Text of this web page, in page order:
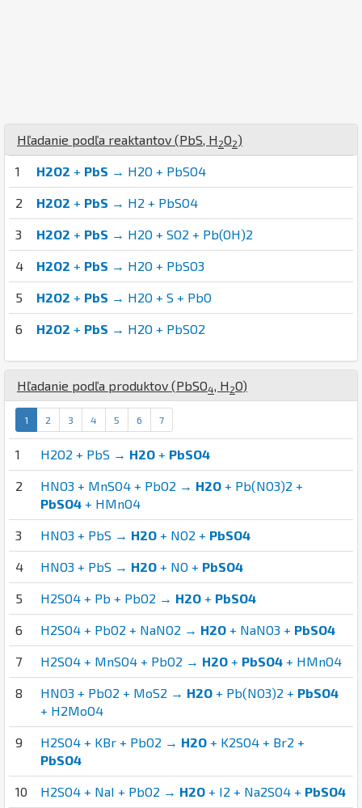
Hľadanie podľa reaktantov (PbS H 2O2)
1 H2O2 + PbS → H2O + PbSO4
2 H2O2 + PbS → H2 + PbSO4
3 H2O2 + PbS → H2O + SO2 + Pb(OH)2
4 H2O2 + PbS → H2O + PbSO3
5 H2O2 + PbS → H2O + S + PbO
6 H2O2 + PbS → H2O + PbSO2
Hľadanie podľa produktov (PbSO4 H 2O)
1 2 3 4 5 6 7
1 H2O2 + PbS → H2O + PbSO4
2 HNO3 + MnSO4 + PbO2 → H2O + Pb(NO3)2 +
PbSO4 + HMnO4
3 HNO3 + PbS → H2O + NO2 + PbSO4
4 HNO3 + PbS → H2O + NO + PbSO4
5 H2SO4 + Pb + PbO2 → H2O + PbSO4
6 H2SO4 + PbO2 + NaNO2 → H2O + NaNO3 + PbSO4
7 H2SO4 + MnSO4 + PbO2 → H2O + PbSO4 + HMnO4
8 HNO3 + PbO2 + MoS2 → H2O + Pb(NO3)2 + PbSO4
+ H2MoO4
9 H2SO4 + KBr + PbO2 → H2O + K2SO4 + Br2 +
PbSO4
10 H2SO4 + NaI + PbO2 → H2O + I2 + Na2SO4 + PbSO4